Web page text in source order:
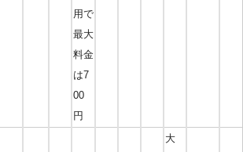
用で
最大
料金
は7
00
円
大